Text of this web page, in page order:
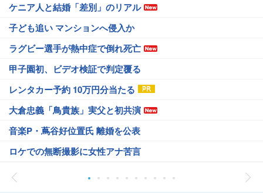
ケニア人と結婚「差別」のリアル
子ども追い マンションへ侵入か
ラグビー選手が熱中症で倒れ死亡
甲子園初、ビデオ検証で判定覆る
レンタカー予約 10万円分当たる
大倉忠義「鳥貴族」実父と初共演
音楽P・蔦谷好位置氏 離婚を公表
ロケでの無断撮影に女性アナ苦言